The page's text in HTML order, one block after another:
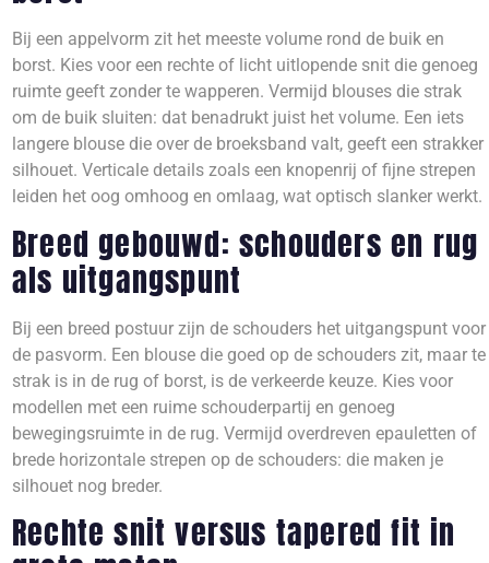
Bij een appelvorm zit het meeste volume rond de buik en
borst. Kies voor een rechte of licht uitlopende snit die genoeg
ruimte geeft zonder te wapperen. Vermijd blouses die strak
om de buik sluiten: dat benadrukt juist het volume. Een iets
langere blouse die over de broeksband valt, geeft een strakker
silhouet. Verticale details zoals een knopenrij of fijne strepen
leiden het oog omhoog en omlaag, wat optisch slanker werkt.
Breed gebouwd: schouders en rug
als uitgangspunt
Bij een breed postuur zijn de schouders het uitgangspunt voor
de pasvorm. Een blouse die goed op de schouders zit, maar te
strak is in de rug of borst, is de verkeerde keuze. Kies voor
modellen met een ruime schouderpartij en genoeg
bewegingsruimte in de rug. Vermijd overdreven epauletten of
brede horizontale strepen op de schouders: die maken je
silhouet nog breder.
Rechte snit versus tapered fit in